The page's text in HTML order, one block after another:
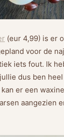
(eur 4,99) is er
voor de
iets fout. Ik
dus ben
er een
aangezien